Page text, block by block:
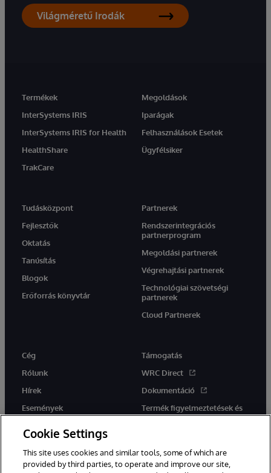
Világméretű Irodák
Termékek
InterSystems IRIS
InterSystems IRIS for Health
HealthShare
TrakCare
Megoldások
Iparágak
Felhasználások Esetek
Ügyfélsiker
Tudásközpont
Fejlesztők
Oktatás
Tanúsítás
Blogok
Erőforrás könyvtár
Partnerek
Rendszerintegrációs
partnerprogram
Megoldási partnerek
Végrehajtási partnerek
Technológiai szövetségi
partnerek
Cloud Partnerek
Cég
Rólunk
Hírek
Események
Támogatás
WRC Direct
Dokumentáció
Termék figyelmeztetések és
tanácsok
Cookie Settings
This site uses cookies and similar tools, some of which are
provided by third parties, to operate and improve our site,